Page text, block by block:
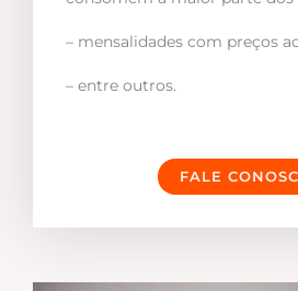
– mensalidades com preços
– entre outros.
FALE